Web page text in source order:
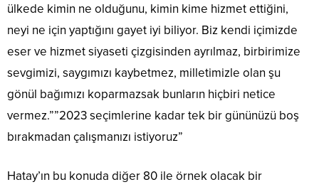
ülkede kimin ne olduğunu, kimin kime hizmet ettiğini,
neyi ne için yaptığını gayet iyi biliyor. Biz kendi içimizde
eser ve hizmet siyaseti çizgisinden ayrılmaz, birbirimize
sevgimizi, saygımızı kaybetmez, milletimizle olan şu
gönül bağımızı koparmazsak bunların hiçbiri netice
vermez.””2023 seçimlerine kadar tek bir gününüzü boş
bırakmadan çalışmanızı istiyoruz”
Hatay’ın bu konuda diğer 80 ile örnek olacak bir